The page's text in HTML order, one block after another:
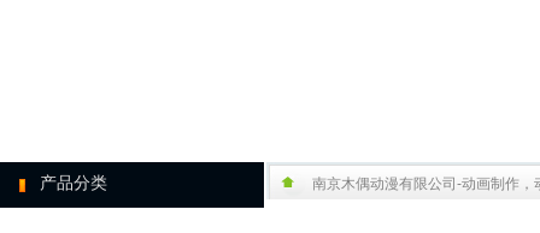
南京木偶动漫有限公司-动画制作
产品分类